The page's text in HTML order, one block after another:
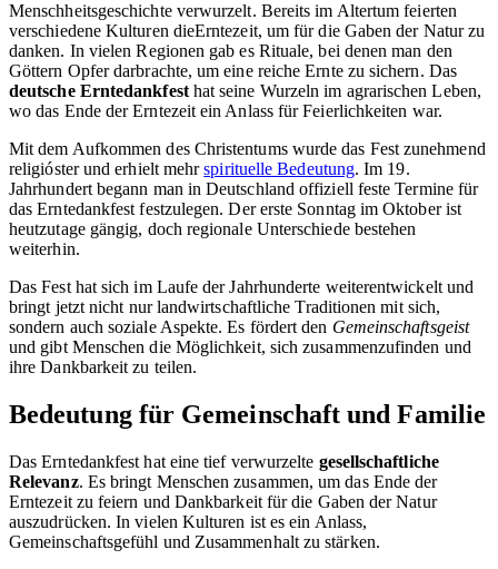
Menschheitsgeschichte verwurzelt. Bereits im Altertum feierten
verschiedene Kulturen dieErntezeit, um für die Gaben der Natur zu
danken. In vielen Regionen gab es Rituale, bei denen man den
Göttern Opfer darbrachte, um eine reiche Ernte zu sichern. Das
deutsche Erntedankfesthat seine Wurzeln im agrarischen Leben,
wo das Ende der Erntezeit ein Anlass für Feierlichkeiten war.
Mit dem Aufkommen des Christentums wurde das Fest zunehmend
religióster und erhielt mehrspirituelle Bedeutung. Im 19.
Jahrhundert begann man in Deutschland offiziell feste Termine für
das Erntedankfest festzulegen. Der erste Sonntag im Oktober ist
heutzutage gängig, doch regionale Unterschiede bestehen
weiterhin.
Das Fest hat sich im Laufe der Jahrhunderte weiterentwickelt und
bringt jetzt nicht nur landwirtschaftliche Traditionen mit sich,
sondern auch soziale Aspekte. Es fördert den Gemeinschaftsgeist
und gibt Menschen die Möglichkeit, sich zusammenzufinden und
ihre Dankbarkeit zu teilen.
Bedeutung für Gemeinschaft und Familie
Das Erntedankfest hat eine tief verwurzelte gesellschaftliche
Relevanz. Es bringt Menschen zusammen, um das Ende der
Erntezeit zu feiern und Dankbarkeit für die Gaben der Natur
auszudrücken. In vielen Kulturen ist es ein Anlass,
Gemeinschaftsgefühl und Zusammenhalt zu stärken.